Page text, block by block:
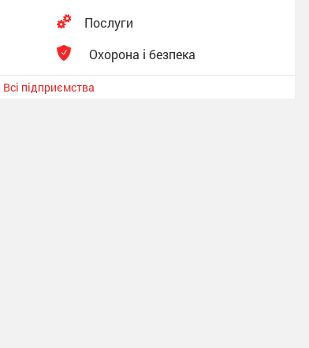
Послуги
Охорона і безпека
Всі підприємства